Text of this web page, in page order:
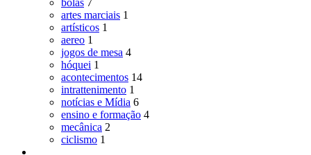
artes marciais 1
artísticos 1
aereo 1
jogos de mesa 4
hóquei 1
acontecimentos 14
intrattenimento 1
notícias e Mídia 6
ensino e formação 4
mecânica 2
ciclismo 1